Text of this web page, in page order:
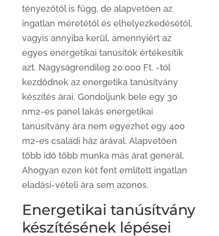
tényezőtől is függ, de alapvetően az
ingatlan méretétől és elhelyezkedésétől,
vagyis annyiba kerül, amennyiért az
egyes energetikai tanúsítók értékesítik
azt. Nagyságrendileg 20.000 Ft. -tól
kezdődnek az energetika tanúsítvány
készítés árai. Gondoljunk bele egy 30
nm2-es panel lakás energetikai
tanúsítvány ára nem egyezhet egy 400
m2-es családi ház árával. Alapvetően
több idő több munka más árat generál.
Ahogyan ezen két fent említett ingatlan
eladási-vételi ára sem azonos.
Energetikai tanúsítvány
készítésének lépései